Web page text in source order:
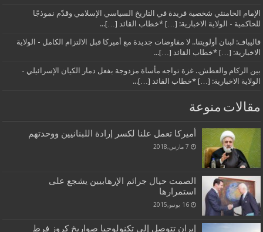
الإمام الخامنئي شخصية فريدة في التاريخ السياسي الإسلامي وقدّم نموذجًا
للحاكمية - الولاية الاخبارية: […] *خطاب القائد […]...
قاليباف: لبنان أولويتنا.. لا مفاوضات جديدة مع أميركا قبل الالتزام الكامل - الولاية
الاخبارية: […] *خطاب القائد […]...
بين الركام والعطش.. غزة تواجه مأساة مزدوجة بفعل دمار الكيان الإسرائيلي -
الولاية الاخبارية: […] *خطاب القائد […]...
مقالات منوعة
أميركا تعمل علنا لكسر إرادة اللبنانيين ووحدتهم
7 مارس,2018
الصمت حيال جرائم الإرهابيين يشجع على
استمرارها
16 يونيو,2015
إيران تتوصل إلى تكنولوجيا صواريخ كروز فرط